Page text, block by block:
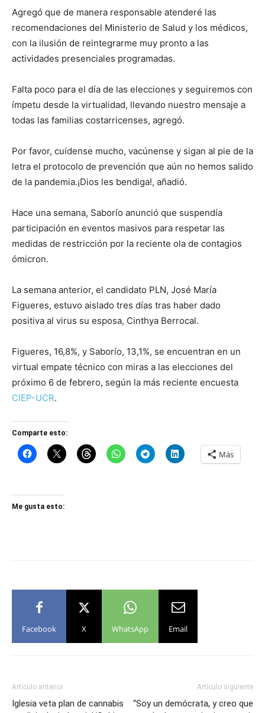
Agregó que de manera responsable atenderé las
recomendaciones del Ministerio de Salud y los médicos,
con la ilusión de reintegrarme muy pronto a las
actividades presenciales programadas.
Falta poco para el día de las elecciones y seguiremos con
ímpetu desde la virtualidad, llevando nuestro mensaje a
todas las familias costarricenses, agregó.
Por favor, cuídense mucho, vacúnense y sigan al pie de la
letra el protocolo de prevención que aún no hemos salido
de la pandemia.¡Dios les bendiga!, añadió.
Hace una semana, Saborío anunció que suspendía
participación en eventos masivos para respetar las
medidas de restricción por la reciente ola de contagios
ómicron.
La semana anterior, el candidato PLN, José María
Figueres, estuvo aislado tres días tras haber dado
positiva al virus su esposa, Cinthya Berrocal.
Figueres, 16,8%, y Saborío, 13,1%, se encuentran en un
virtual empate técnico con miras a las elecciones del
próximo 6 de febrero, según la más reciente encuesta
CIEP-UCR.
Comparte esto:
Más
Me gusta esto:
Facebook X WhatsApp Email
Artículo anterior
Iglesia veta plan de cannabis
Artículo siguiente
“Soy un demócrata, y creo que